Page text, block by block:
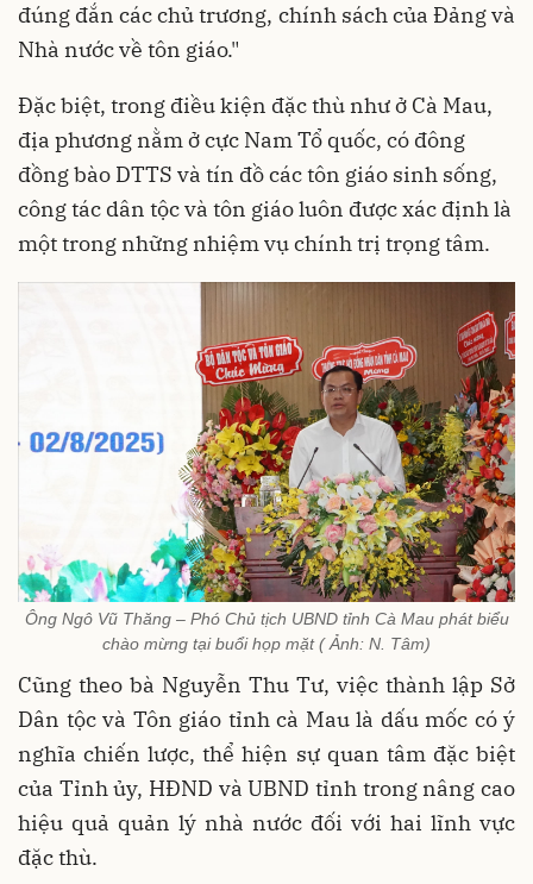
đúng đắn các chủ trương, chính sách của Đảng và
Nhà nước về tôn giáo."
Đặc biệt, trong điều kiện đặc thù như ở Cà Mau,
địa phương nằm ở cực Nam Tổ quốc, có đông
đồng bào DTTS và tín đồ các tôn giáo sinh sống,
công tác dân tộc và tôn giáo luôn được xác định là
một trong những nhiệm vụ chính trị trọng tâm.
Ông Ngô Vũ Thăng – Phó Chủ tịch UBND tỉnh Cà Mau phát biểu
chào mừng tại buổi họp mặt ( Ảnh: N. Tâm)
Cũng theo bà Nguyễn Thu Tư, việc thành lập Sở
Dân tộc và Tôn giáo tỉnh cà Mau là dấu mốc có ý
nghĩa chiến lược, thể hiện sự quan tâm đặc biệt
của Tỉnh ủy, HĐND và UBND tỉnh trong nâng cao
hiệu quả quản lý nhà nước đối với hai lĩnh vực
đặc thù.